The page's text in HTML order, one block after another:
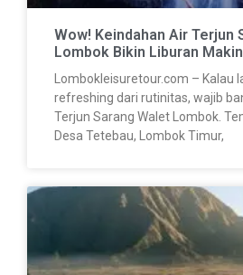
Wow! Keindahan Air Terjun
Lombok Bikin Liburan
Lombokleisuretour.com – Kalau
refreshing dari rutinitas, wajib
Terjun Sarang Walet Lombok.
Desa Tetebau, Lombok Timur,